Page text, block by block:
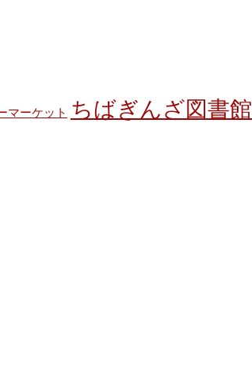
マーケット ちばぎんざ図書館